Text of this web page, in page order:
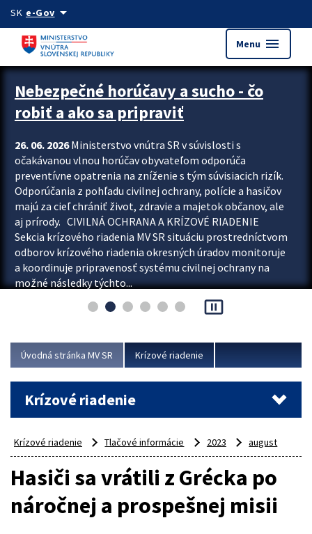
Preskocit na hlavný obsah
SK e-Govarrow_drop_down
Menu menu
Zastavit automatický posun upútavok
Nebezpečné horúčavy a sucho - čo
robiť a ako sa pripraviť
26. 06. 2026Ministerstvo vnútra SR v súvislosti s
očakávanou vlnou horúčav obyvateľom odporúča
preventívne opatrenia na zníženie s tým súvisiacich rizík.
Odporúčania z pohľadu civilnej ochrany, polície a hasičov
majú za cieľ chrániť život, zdravie a majetok občanov, ale
aj prírody. CIVILNÁ OCHRANA A KRÍZOVÉ RIADENIE
Sekcia krízového riadenia MV SR situáciu prostredníctvom
odborov krízového riadenia okresných úradov monitoruje
a koordinuje pripravenosť systému civilnej ochrany na
možné následky týchto...
pause_presentation
Úvodná stránka MV SR Krízové riadenie
Krízové riadenie
Krízové riadenie Tlačové informácie 2023 august
Hasiči sa vrátili z Grécka po
náročnej a prospešnej misii